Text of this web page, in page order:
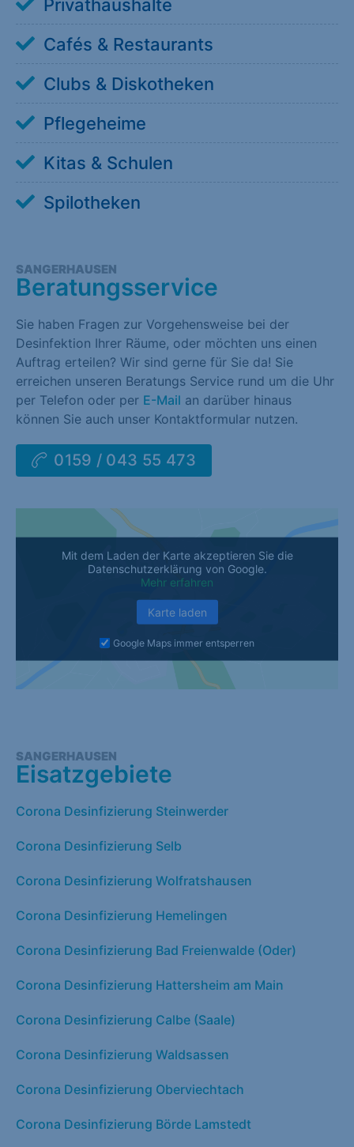
Privathaushalte
Cafés & Restaurants
Clubs & Diskotheken
Pflegeheime
Kitas & Schulen
Spilotheken
SANGERHAUSEN
Beratungsservice
Sie haben Fragen zur Vorgehensweise bei der
Desinfektion Ihrer Räume, oder möchten uns einen
Auftrag erteilen? Wir sind gerne für Sie da! Sie
erreichen unseren Beratungs Service rund um die Uhr
per Telefon oder per E-Mail an darüber hinaus
können Sie auch unser Kontaktformular nutzen.
0159 / 043 55 473
Mit dem Laden der Karte akzeptieren Sie die
Datenschutzerklärung von Google.
Mehr erfahren
Karte laden
Google Maps immer entsperren
SANGERHAUSEN
Eisatzgebiete
Corona Desinfizierung Steinwerder
Corona Desinfizierung Selb
Corona Desinfizierung Wolfratshausen
Corona Desinfizierung Hemelingen
Corona Desinfizierung Bad Freienwalde (Oder)
Corona Desinfizierung Hattersheim am Main
Corona Desinfizierung Calbe (Saale)
Corona Desinfizierung Waldsassen
Corona Desinfizierung Oberviechtach
Corona Desinfizierung Börde Lamstedt